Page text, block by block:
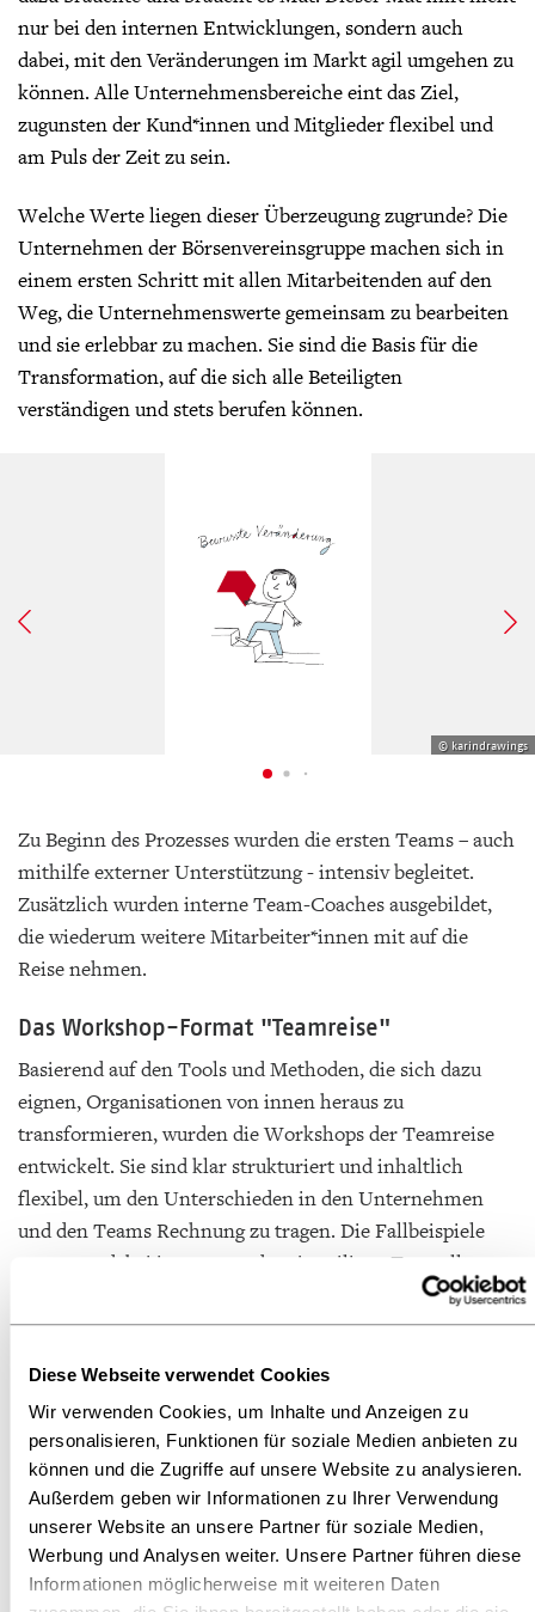
Diese Webseite verwendet Cookies
Wir verwenden Cookies, um Inhalte und Anzeigen zu
personalisieren, Funktionen für soziale Medien anbieten zu
können und die Zugriffe auf unsere Website zu analysieren.
Außerdem geben wir Informationen zu Ihrer Verwendung
unserer Website an unsere Partner für soziale Medien,
Werbung und Analysen weiter. Unsere Partner führen diese
Informationen möglicherweise mit weiteren Daten
nur bei den internen Entwicklungen, sondern auch
dabei, mit den Veränderungen im Markt agil umgehen zu
können. Alle Unternehmensbereiche eint das Ziel,
zugunsten der Kund*innen und Mitglieder flexibel und
am Puls der Zeit zu sein.
Welche Werte liegen dieser Überzeugung zugrunde? Die
Unternehmen der Börsenvereinsgruppe machen sich in
einem ersten Schritt mit allen Mitarbeitenden auf den
Weg, die Unternehmenswerte gemeinsam zu bearbeiten
und sie erlebbar zu machen. Sie sind die Basis für die
Transformation, auf die sich alle Beteiligten
verständigen und stets berufen können.
© karindrawings
Zu Beginn des Prozesses wurden die ersten Teams – auch
mithilfe externer Unterstützung - intensiv begleitet.
Zusätzlich wurden interne Team-Coaches ausgebildet,
die wiederum weitere Mitarbeiter*innen mit auf die
Reise nehmen.
Das Workshop-Format "Teamreise"
Basierend auf den Tools und Methoden, die sich dazu
eignen, Organisationen von innen heraus zu
transformieren, wurden die Workshops der Teamreise
entwickelt. Sie sind klar strukturiert und inhaltlich
flexibel, um den Unterschieden in den Unternehmen
und den Teams Rechnung zu tragen. Die Fallbeispiele
stammen dabei immer aus dem jeweiligen Teamalltag.
Gemeinsam mit ihrer Führungskraft lernen die Teams
während dieser Workshop-Tage Methoden und
entsteht psychologische Sicherheit, einer der
wichtigsten Faktoren für erfolgreiche Teams.
“Als Organisation befähigt der Börsenverein alle
Mitarbeitenden, zu entscheiden, was sie brauchen, um
lösungsorientiert zu arbeiten. Wenn sich jede*r auf das